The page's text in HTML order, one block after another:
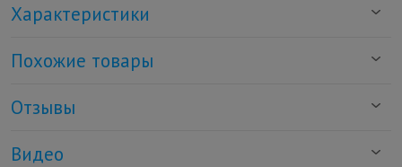
Характеристики
Похожие товары
Отзывы
Видео